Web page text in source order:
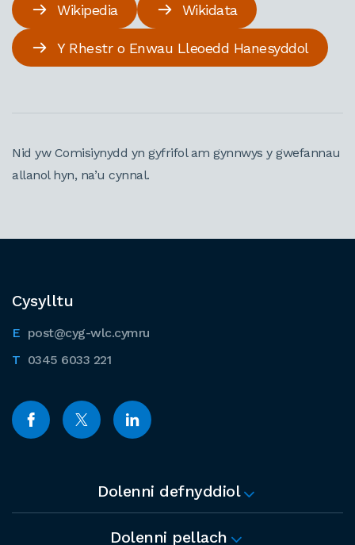
Wikipedia Wikidata
Y Rhestr o Enwau Lleoedd Hanesyddol
Nid yw Comisiynydd yn gyfrifol am gynnwys y gwefannau
allanol hyn, na’u cynnal.
Cysylltu
post@cyg-wlc.cymru
0345 6033 221
Dolenni defnyddiol
Dolenni pellach